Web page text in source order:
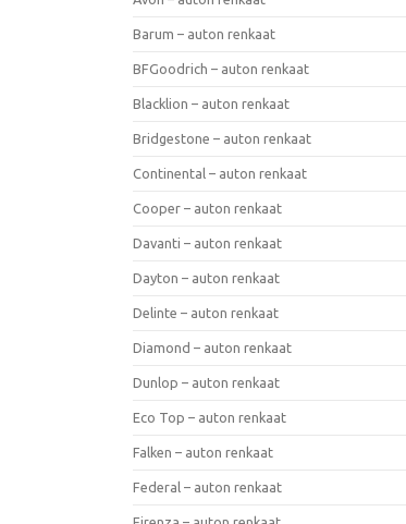
Barum – auton renkaat
BFGoodrich – auton renkaat
Blacklion – auton renkaat
Bridgestone – auton renkaat
Continental – auton renkaat
Cooper – auton renkaat
Davanti – auton renkaat
Dayton – auton renkaat
Delinte – auton renkaat
Diamond – auton renkaat
Dunlop – auton renkaat
Eco Top – auton renkaat
Falken – auton renkaat
Federal – auton renkaat